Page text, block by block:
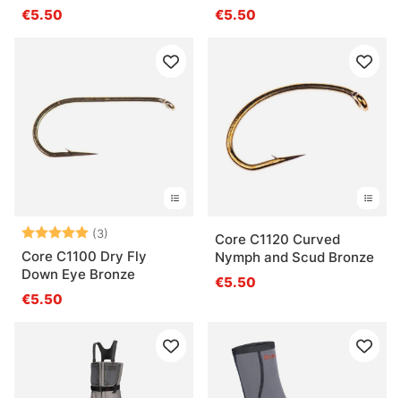
€5.50
€5.50
Bewertung:(3)
5.0 von 5 Sternen
Core C1100 Dry Fly
Down Eye Bronze
€5.50
Core C1120 Curved
Nymph and Scud Bronze
€5.50